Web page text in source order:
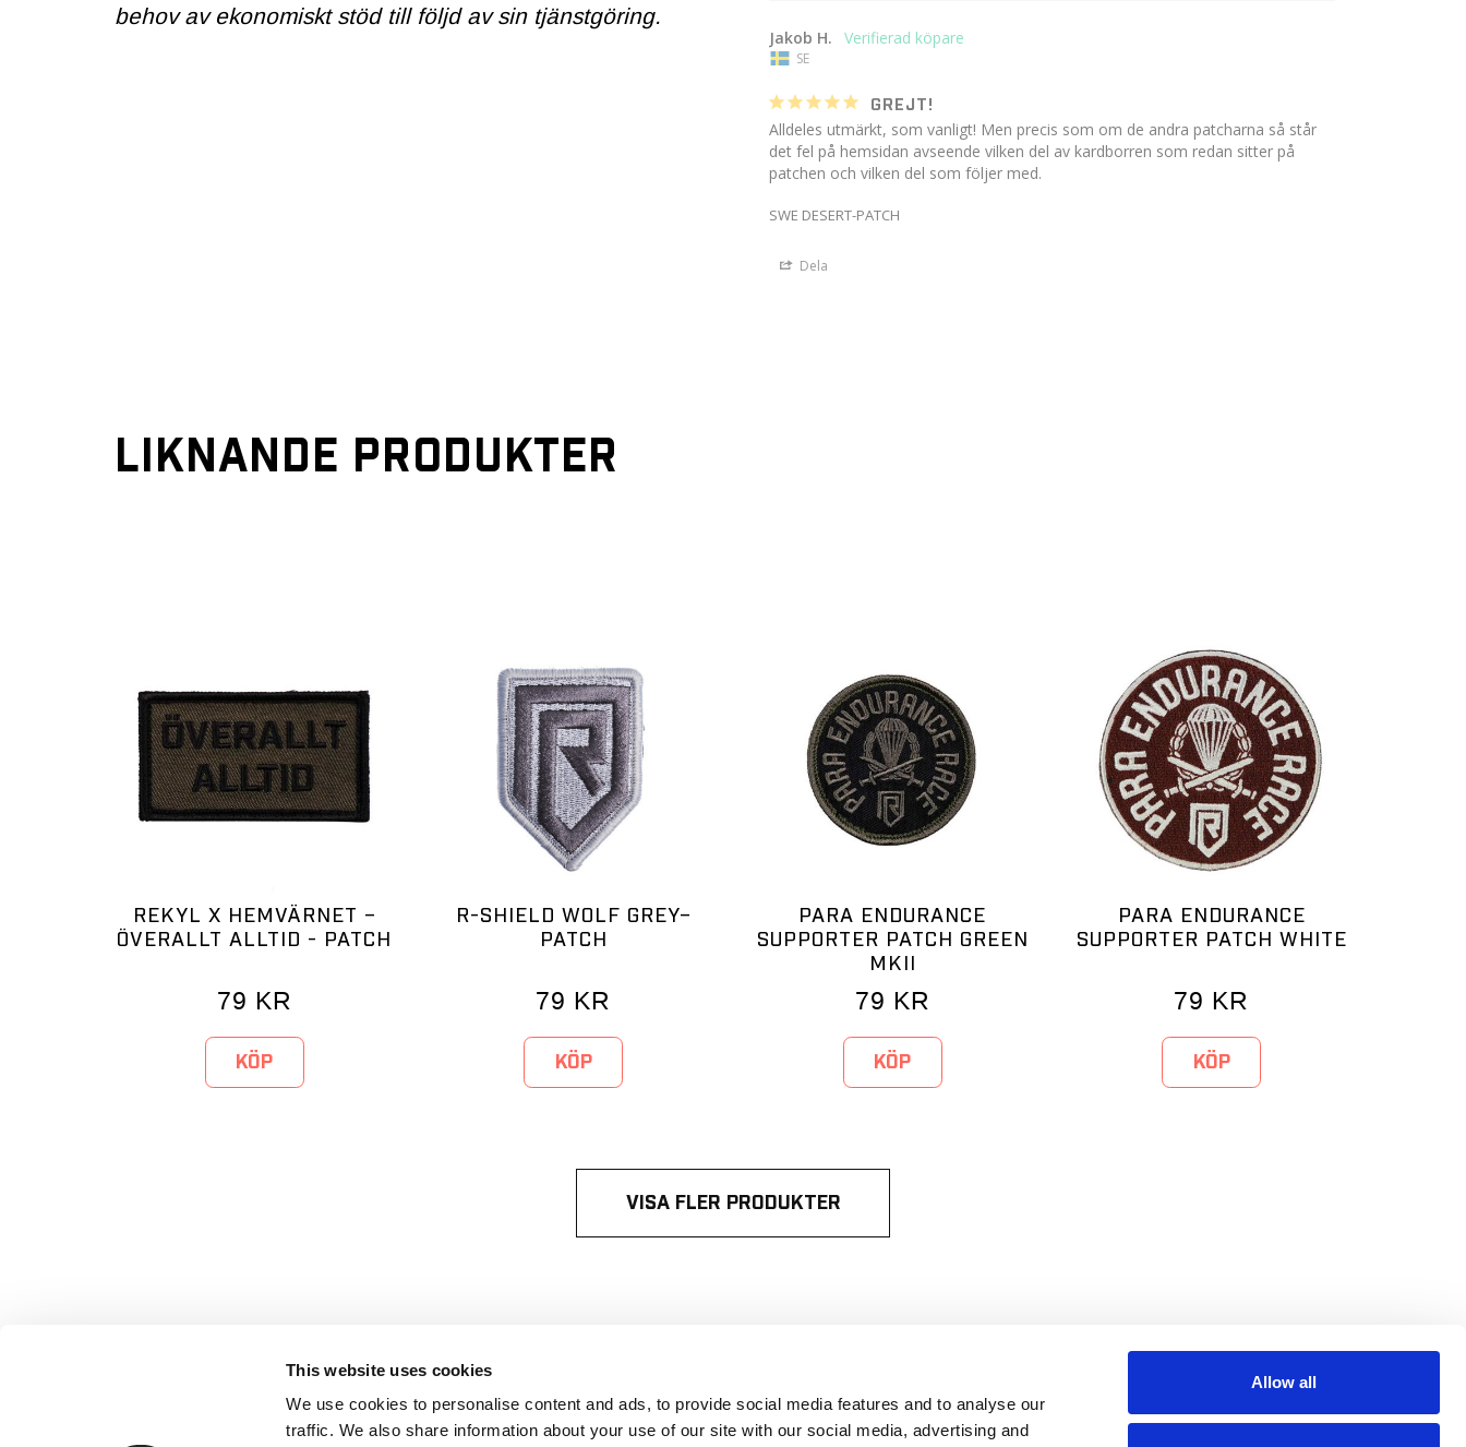
This website uses cookies
We use cookies to personalise content and ads, to provide social media features and to analyse our
traffic. We also share information about your use of our site with our social media, advertising and
Allow all
behov av ekonomiskt stöd till följd av sin tjänstgöring.
Jakob H.
SE
GREJT!
Alldeles utmärkt, som vanligt! Men precis som om de andra patcharna så står
det fel på hemsidan avseende vilken del av kardborren som redan sitter på
patchen och vilken del som följer med.
SWE DESERT-PATCH
Dela
LIKNANDE PRODUKTER
REKYL X HEMVÄRNET –
ÖVERALLT ALLTID - PATCH
79 KR
KÖP
R-SHIELD WOLF GREY–
PATCH
79 KR
KÖP
PARA ENDURANCE
SUPPORTER PATCH GREEN
MKII
79 KR
KÖP
PARA ENDURANCE
SUPPORTER PATCH WHITE
79 KR
KÖP
VISA FLER PRODUKTER
® 2015-2026